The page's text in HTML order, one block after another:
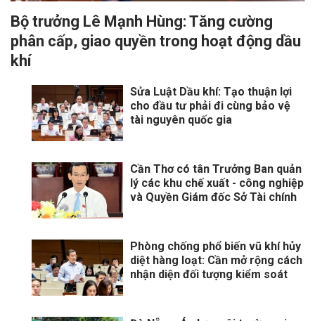
Bộ trưởng Lê Mạnh Hùng: Tăng cường
phân cấp, giao quyền trong hoạt động dầu
khí
Sửa Luật Dầu khí: Tạo thuận lợi
cho đầu tư phải đi cùng bảo vệ
tài nguyên quốc gia
Cần Thơ có tân Trưởng Ban quản
lý các khu chế xuất - công nghiệp
và Quyền Giám đốc Sở Tài chính
Phòng chống phổ biến vũ khí hủy
diệt hàng loạt: Cần mở rộng cách
nhận diện đối tượng kiểm soát